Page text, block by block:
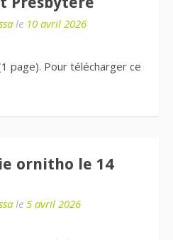
le 10 avril 2026
page). Pour télécharger ce
ornitho le 14
le 5 avril 2026